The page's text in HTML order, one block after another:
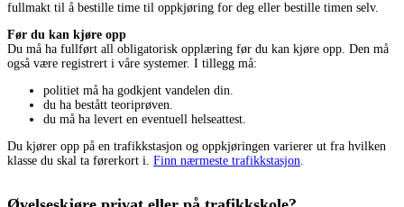
fullmakt til å bestille time til oppkjøring for deg eller bestille timen selv.
Før du kan kjøre opp
Du må ha fullført all obligatorisk opplæring før du kan kjøre opp. Den må
også være registrert i våre systemer. I tillegg må:
politiet må ha godkjent vandelen din.
du ha bestått teoriprøven.
du må ha levert en eventuell helseattest.
Du kjører opp på en trafikkstasjon og oppkjøringen varierer ut fra hvilken
klasse du skal ta førerkort i. Finn nærmeste trafikkstasjon